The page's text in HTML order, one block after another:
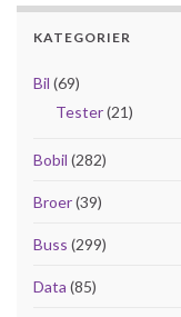
KATEGORIER
Bil (69)
Tester(21)
Bobil (282)
Broer(39)
Buss (299)
Data (85)